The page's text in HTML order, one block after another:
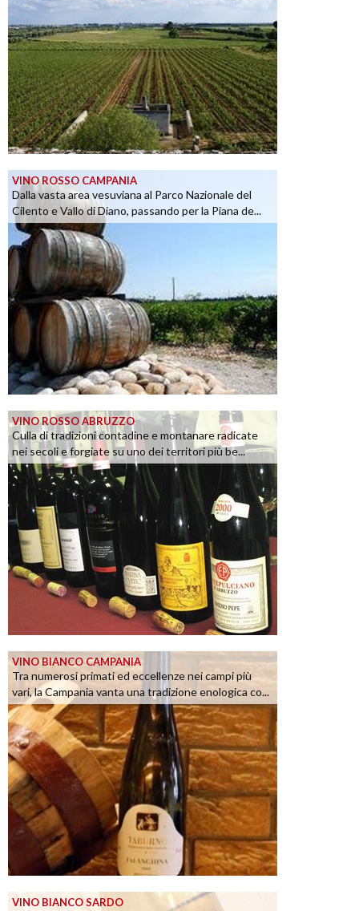
VINO ROSSO CAMPANIA
Dalla vasta area vesuviana al Parco Nazionale del
Cilento e Vallo di Diano, passando per la Piana de...
VINO ROSSO ABRUZZO
Culla di tradizioni contadine e montanare radicate
nei secoli e forgiate su uno dei territori più be...
VINO BIANCO CAMPANIA
Tra numerosi primati ed eccellenze nei campi più
vari, la Campania vanta una tradizione enologica co...
VINO BIANCO SARDO